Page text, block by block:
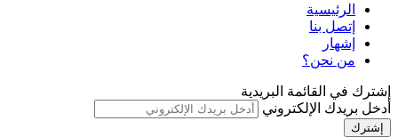
الرئيسية
إتصل بنا
إشهار
من نحن؟
إشترك في القائمة البريدية
أدخل بريدك الإلكتروني